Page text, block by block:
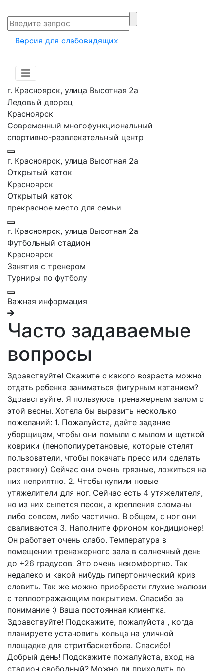
Версия для слабовидящих
г. Красноярск, улица Высотная 2a
Ледовый дворец
Красноярск
Современный многофункциональный
спортивно-развлекательный центр
г. Красноярск, улица Высотная 2a
Открытый каток
Красноярск
Открытый каток
прекрасное место для семьи
г. Красноярск, улица Высотная 2a
Футбольный стадион
Красноярск
Занятия с тренером
Турниры по футболу
Важная информация
Часто задаваемые
вопросы
Здравствуйте! Скажите с какого возраста можно
отдать ребенка заниматься фигурным катанием?
Здравствуйте. Я пользуюсь тренажерным залом с
этой весны. Хотела бы выразить несколько
пожеланий: 1. Пожалуйста, дайте задание
уборщицам, чтобы они помыли с мылом и щеткой
коврики (пенополиуретановые, которые стелят
пользователи, чтобы покачать пресс или сделать
растяжку) Сейчас они очень грязные, ложиться на
них неприятно. 2. Чтобы купили новые
утяжелители для ног. Сейчас есть 4 утяжелителя,
но из них сыпется песок, а крепления сломаны
либо совсем, либо частично. В общем, с ног они
сваливаются 3. Наполните фрионом кондиционер!
Он работает очень слабо. Температура в
помещении тренажерного зала в солнечный день
до +26 градусов! Это очень некомфортно. Так
недалеко и какой нибудь гипертонический криз
словить. Так же можно приобрести глухие жалюзи
с теплоотражающим покрытием. Спасибо за
понимание :) Ваша постоянная клиентка.
Здравствуйте! Подскажите, пожалуйста , когда
планируете установить кольца на уличной
площадке для стритбаскетбола. Спасибо!
Добрый день! Подскажите пожалуйста, вход на
стадион свободный? Можно ли приходить по